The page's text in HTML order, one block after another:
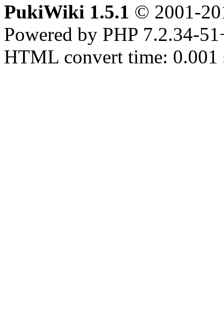
PukiWiki 1.5.1 © 2001-
Powered by PHP 7.2.34-
HTML convert time: 0.001